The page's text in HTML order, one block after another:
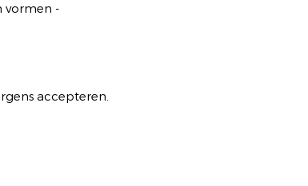
vormen -
accepteren.